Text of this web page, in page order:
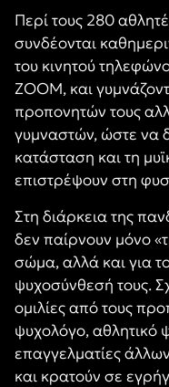
Περί τους 280
συνδέονται
του κινητού
ΖΟΟΜ, και
προπονητών τους
γυμναστών, ώστε να
κατάσταση και τη
επιστρέψουν στη
Στη διάρκεια της
δεν παίρνουν μόνο
σώμα, αλλά και για
ψυχοσύνθεσή τους.
ομιλίες από τους
ψυχολόγο, αθλητικό
επαγγελματίες
και κρατούν σε